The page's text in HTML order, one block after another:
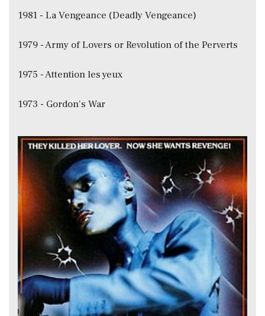
1981 - La Vengeance (Deadly Vengeance)
1979 - Army of Lovers or Revolution of the Perverts
1975 - Attention les yeux
1973 - Gordon's War